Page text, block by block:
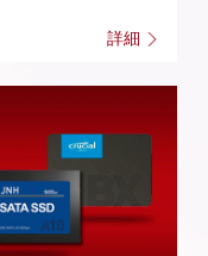
詳細